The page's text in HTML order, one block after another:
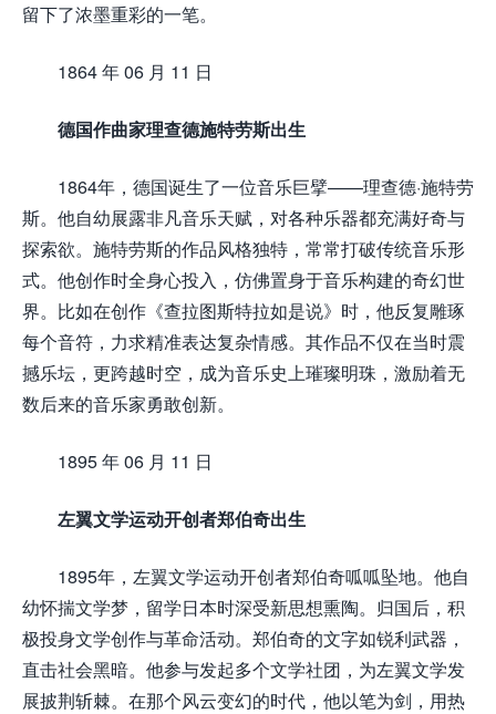
留下了浓墨重彩的一笔。
1864 年 06 月 11 日
德国作曲家理查德施特劳斯出生
1864年，德国诞生了一位音乐巨擘——理查德·施特劳
斯。他自幼展露非凡音乐天赋，对各种乐器都充满好奇与
探索欲。施特劳斯的作品风格独特，常常打破传统音乐形
式。他创作时全身心投入，仿佛置身于音乐构建的奇幻世
界。比如在创作《查拉图斯特拉如是说》时，他反复雕琢
每个音符，力求精准表达复杂情感。其作品不仅在当时震
撼乐坛，更跨越时空，成为音乐史上璀璨明珠，激励着无
数后来的音乐家勇敢创新。
1895 年 06 月 11 日
左翼文学运动开创者郑伯奇出生
1895年，左翼文学运动开创者郑伯奇呱呱坠地。他自
幼怀揣文学梦，留学日本时深受新思想熏陶。归国后，积
极投身文学创作与革命活动。郑伯奇的文字如锐利武器，
直击社会黑暗。他参与发起多个文学社团，为左翼文学发
展披荆斩棘。在那个风云变幻的时代，他以笔为剑，用热